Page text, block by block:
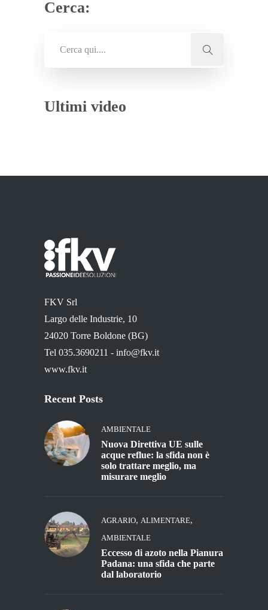
Cerca:
Ultimi video
FKV Srl
Largo delle Industrie, 10
24020 Torre Boldone (BG)
Tel 035.3690211 - info@fkv.it
www.fkv.it
Recent Posts
AMBIENTALE
Nuova Direttiva UE sulle
acque reflue: la sfida non è
solo trattare meglio, ma
misurare meglio
AGRARIO, ALIMENTARE,
AMBIENTALE
Eccesso di azoto nella Pianura
Padana: una sfida che parte
dal laboratorio